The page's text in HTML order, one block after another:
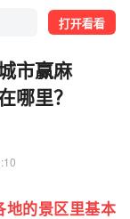
打开看看
市赢麻
哪里？
地的景区里基本